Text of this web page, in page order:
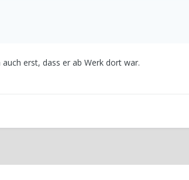
erst, dass er ab Werk dort war.